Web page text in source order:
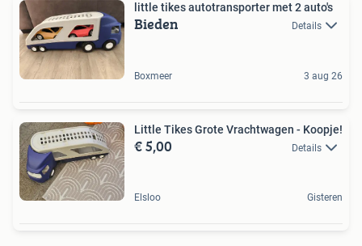
little tikes autotransporter met 2 auto's
Bieden Details
Boxmeer 3 aug 26
Little Tikes Grote Vrachtwagen - Koopje!
€ 5,00 Details
Elsloo Gisteren